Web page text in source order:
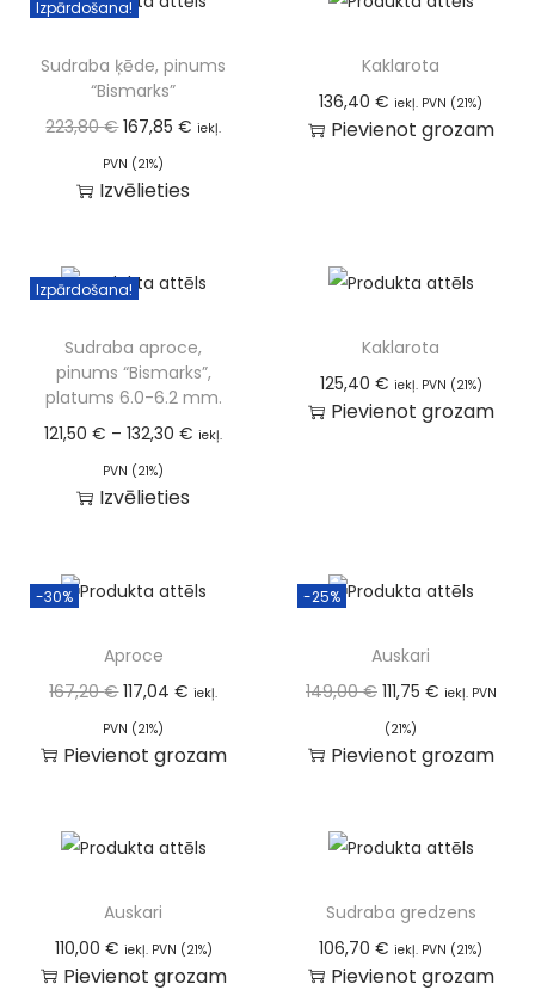
Izpārdošana!
Sudraba ķēde, pinums
“Bismarks”
223,80€ 167,85€ iekļ.
PVN (21%)
Izvēlieties
Kaklarota
136,40€ iekļ. PVN (21%)
Pievienot grozam
Izpārdošana!
Sudraba aproce,
pinums “Bismarks”,
platums 6.0-6.2 mm.
121,50€ – 132,30€ iekļ.
PVN (21%)
Izvēlieties
Kaklarota
125,40 € iekļ. PVN (21%)
Pievienot grozam
-30%
Aproce
167,20€ 117,04€ iekļ.
PVN (21%)
Pievienot grozam
-25%
Auskari
149,00€ 111,75 € iekļ. PVN
(21%)
Pievienot grozam
Auskari
110,00 € iekļ. PVN (21%)
Pievienot grozam
Sudraba gredzens
106,70€ iekļ. PVN (21%)
Pievienot grozam